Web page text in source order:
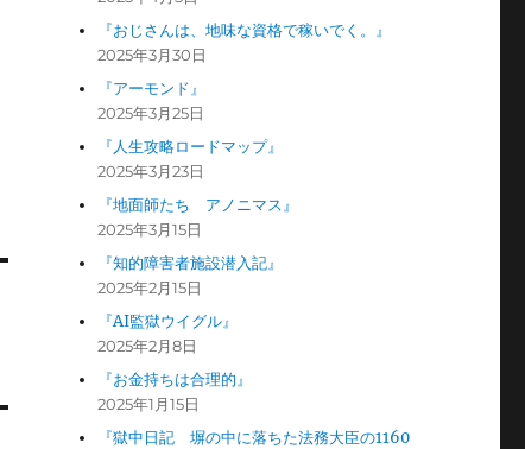
『おじさんは、地味な資格で稼いでく。』
2025年3月30日
『アーモンド』
2025年3月25日
『人生攻略ロードマップ』
2025年3月23日
『地面師たち アノニマス』
2025年3月15日
『知的障害者施設潜入記』
2025年2月15日
『AI監獄ウイグル』
2025年2月8日
『お金持ちは合理的』
2025年1月15日
『獄中日記 塀の中に落ちた法務大臣の1160